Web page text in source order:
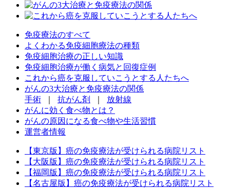
免疫療法のすべて
よくわかる免疫細胞療法の種類
免疫細胞治療の正しい知識
免疫細胞治療が働く病気と回復症例
これから癌を克服していこうとする人たちへ
がんの3大治療と免疫療法の関係
手術
抗がん剤
放射線
がんに効く食べ物とは？
がんの原因になる食べ物や生活習慣
運営者情報
【東京版】癌の免疫療法が受けられる病院リスト
【大阪版】癌の免疫療法が受けられる病院リスト
【福岡版】癌の免疫療法が受けられる病院リスト
【名古屋版】癌の免疫療法が受けられる病院リスト